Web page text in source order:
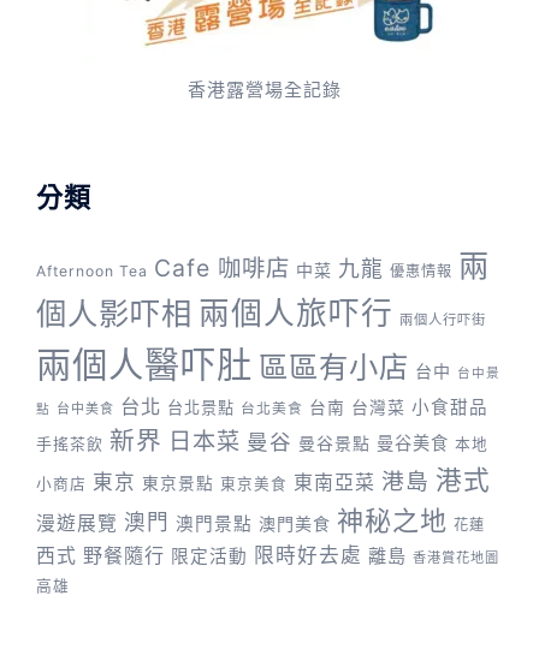
香港露營場全記錄
分類
Afternoon Tea Cafe 咖啡店 中菜 九龍 優惠情報 兩
個人影吓相 兩個人旅吓行 兩個人行吓街
兩個人醫吓肚 區區有小店 台中 台中景
點 台中美食 台北 台北景點 台北美食 台南 台灣菜 小食甜品
手搖茶飲 新界 日本菜 曼谷 曼谷景點 曼谷美食 本地
小商店 東京 東京景點 東京美食 東南亞菜 港島 港式
漫遊展覽 澳門 澳門景點 澳門美食 神秘之地 花蓮
西式 野餐隨行 限定活動 限時好去處 離島 香港賞花地圖
高雄